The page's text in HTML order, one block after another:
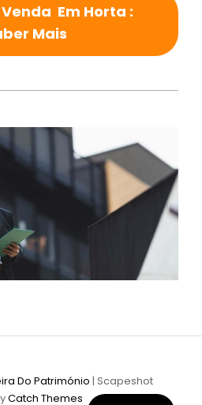
Em Horta :
Mais
Do Património | Scapeshot
Catch Themes